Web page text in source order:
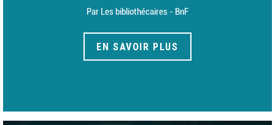
Par Les bibliothécaires - BnF
EN SAVOIR PLUS